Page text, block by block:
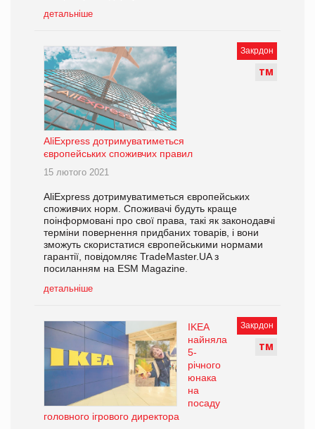
детальніше
Закрдон
ТМ
AliExpress дотримуватиметься
європейських споживчих правил
15 лютого 2021
AliExpress дотримуватиметься європейських
споживчих норм. Споживачі будуть краще
поінформовані про свої права, такі як законодавчі
терміни повернення придбаних товарів, і вони
зможуть скористатися європейськими нормами
гарантії, повідомляє TradeMaster.UA з
посиланням на ESM Magazine.
детальніше
Закрдон
ТМ
IKEA
найняла
5-
річного
юнака
на
посаду
головного ігрового директора